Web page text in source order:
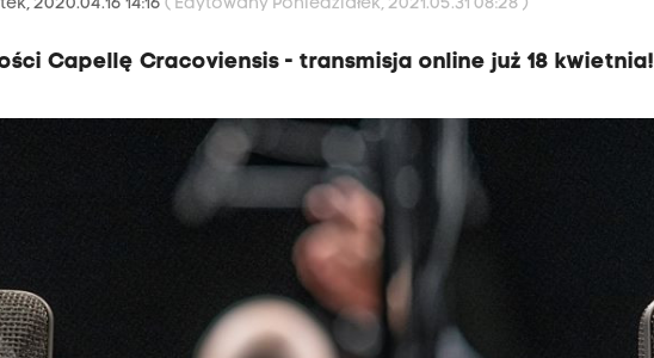
2020.04.16 14:16( Edytowany Poniedziałek, 2021.05.31 08:28 )
Capellę Cracoviensis - transmisja online już 18 kwietnia!